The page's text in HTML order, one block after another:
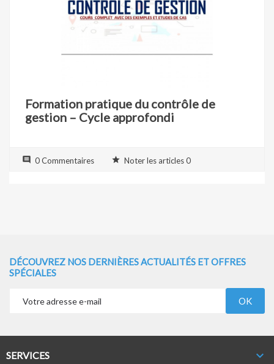
Formation pratique du contrôle de
gestion – Cycle approfondi
 0 Commentaires star_rate
Noter les articles 0
DÉCOUVREZ NOS DERNIÈRES ACTUALITÉS ET OFFRES
SPÉCIALES
SERVICES 